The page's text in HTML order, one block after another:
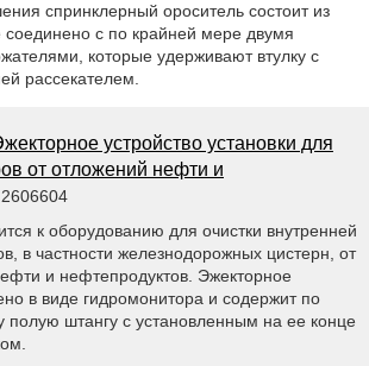
спринклерный ороситель состоит из
соединено с по крайней мере двумя
которые удерживают втулку с
рассекателем.
устройство установки для
от отложений нефти и
к оборудованию для очистки внутренней
в частности железнодорожных цистерн, от
и нефтепродуктов. Эжекторное
в виде гидромонитора и содержит по
штангу с установленным на ее конце